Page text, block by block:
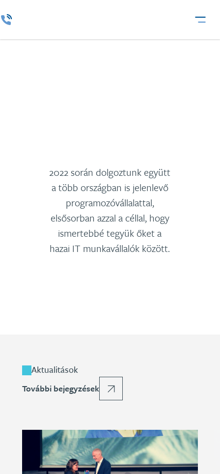
2022 során dolgoztunk együtt
a több országban is jelenlevő
programozóvállalattal,
elsősorban azzal a céllal, hogy
ismertebbé tegyük őket a
hazai IT munkavállalók között.
Aktualitások
További bejegyzések